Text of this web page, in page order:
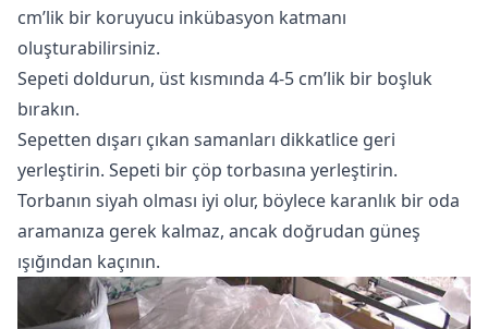
cm’lik bir koruyucu inkübasyon katmanı
oluşturabilirsiniz.
Sepeti doldurun, üst kısmında 4-5 cm’lik bir boşluk
bırakın.
Sepetten dışarı çıkan samanları dikkatlice geri
yerleştirin. Sepeti bir çöp torbasına yerleştirin.
Torbanın siyah olması iyi olur, böylece karanlık bir oda
aramanıza gerek kalmaz, ancak doğrudan güneş
ışığından kaçının.